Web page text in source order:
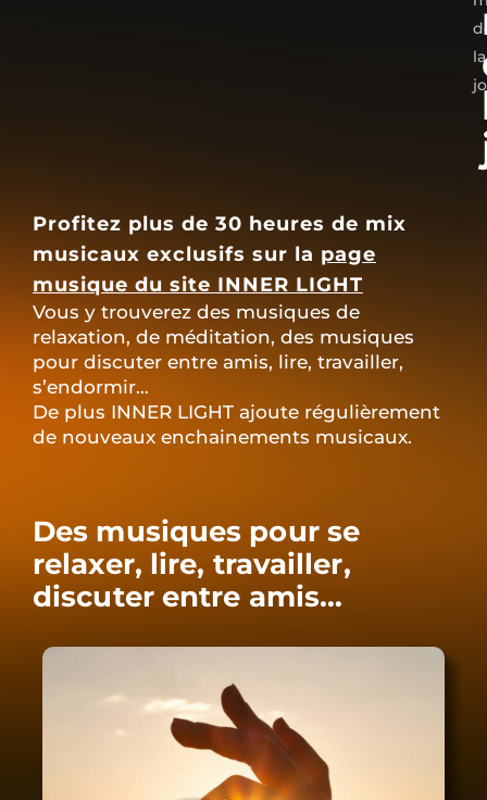
la
Profitez plus de 30 heures de mix
musicaux exclusifs sur la page
musique du site INNER LIGHT
Vous y trouverez des musiques de
relaxation, de méditation, des musiques
pour discuter entre amis, lire, travailler,
s’endormir…
De plus INNER LIGHT ajoute régulièrement
de nouveaux enchainements musicaux.
Des musiques pour se
relaxer, lire, travailler,
discuter entre amis…